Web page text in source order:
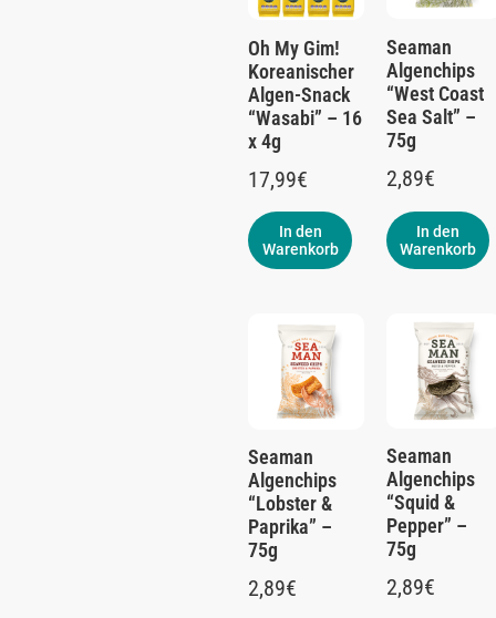
Oh My Gim!
Koreanischer
Algen-Snack
“Wasabi” – 16
x 4g
17,99€
In den
Warenkorb
Seaman
Algenchips
“West Coast
Sea Salt” –
75g
2,89€
In den
Warenkorb
Seaman
Algenchips
“Lobster &
Paprika” –
75g
2,89€
Seaman
Algenchips
“Squid &
Pepper” –
75g
2,89€